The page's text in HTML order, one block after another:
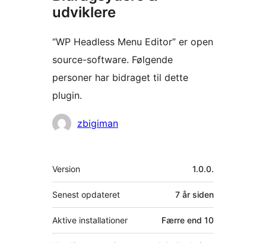
udviklere
“WP Headless Menu Editor” er open
source-software. Følgende
personer har bidraget til dette
plugin.
Bidragsydere
zbigiman
Meta
Version 1.0.0.
Senest opdateret 7 år siden
Aktive installationer Færre end 10